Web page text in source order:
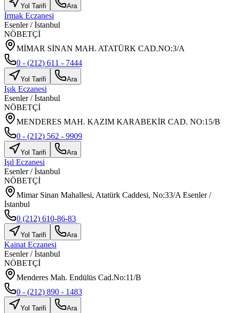
Yol Tarifi Ara
İrmak Eczanesi
Esenler/İstanbul
NÖBETÇİ
MİMAR SİNAN MAH. ATATÜRK CAD.NO:3/A
0 - (212) 611 - 7444
Yol Tarifi Ara
Işık Eczanesi
Esenler/İstanbul
NÖBETÇİ
MENDERES MAH. KAZIM KARABEKİR CAD. NO:15/B
0 - (212) 562 - 9909
Yol Tarifi Ara
Işıl Eczanesi
Esenler/İstanbul
NÖBETÇİ
Mimar Sinan Mahallesi, Atatürk Caddesi, No:33/A Esenler /
İstanbul
0 (212) 610-86-83
Yol Tarifi Ara
Kainat Eczanesi
Esenler/İstanbul
NÖBETÇİ
Menderes Mah. Endülüs Cad.No:11/B
0 - (212) 890 - 1483
Yol Tarifi Ara